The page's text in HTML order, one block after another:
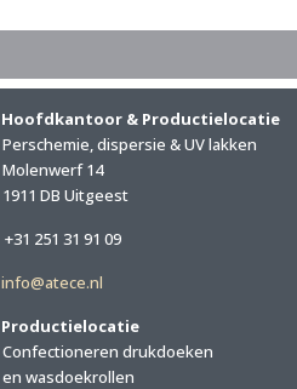
Hoofdkantoor & Productielocatie
Perschemie, dispersie & UV lakken
Molenwerf 14
1911 DB Uitgeest
+31 251 31 91 09
info@atece.nl
Productielocatie
Confectioneren drukdoeken
en wasdoekrollen